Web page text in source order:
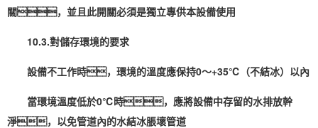
關，並且此開關必須是獨立專供本設備使用
10.3.對儲存環境的要求
設備不工作時，環境的溫度應保持0～+35℃（不結冰）以內
當環境溫度低於0℃時，應將設備中存留的水排放幹
淨，以免管道內的水結冰脹壞管道